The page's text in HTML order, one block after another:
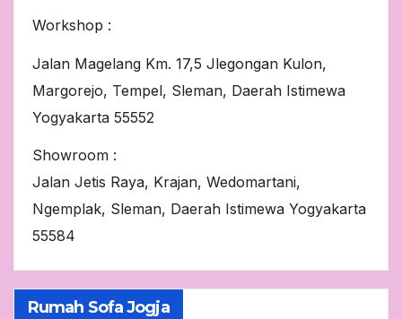
Workshop :
Jalan Magelang Km. 17,5 Jlegongan Kulon,
Margorejo, Tempel, Sleman, Daerah Istimewa
Yogyakarta 55552
Showroom :
Jalan Jetis Raya, Krajan, Wedomartani,
Ngemplak, Sleman, Daerah Istimewa Yogyakarta
55584
Rumah Sofa Jogja